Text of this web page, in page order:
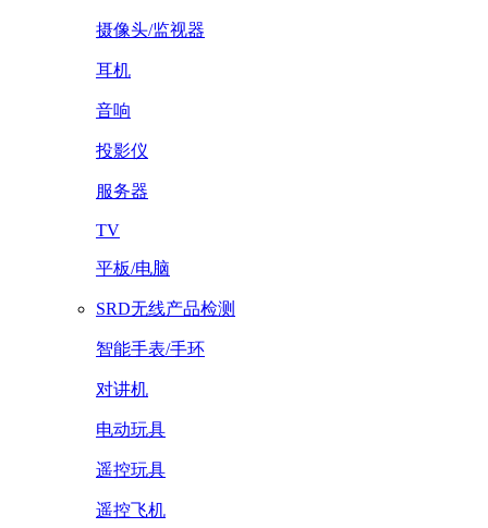
摄像头/监视器
耳机
音响
投影仪
服务器
TV
平板/电脑
SRD无线产品检测
智能手表/手环
对讲机
电动玩具
遥控玩具
遥控飞机